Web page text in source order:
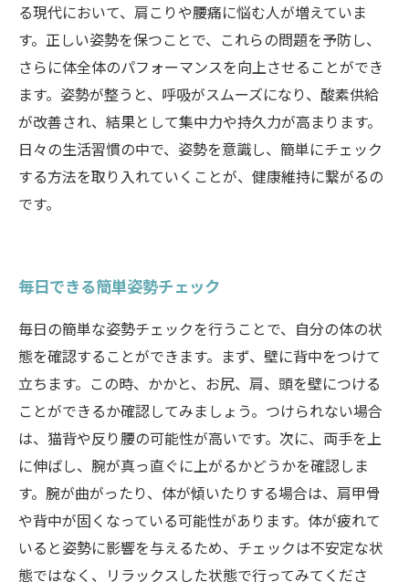
る現代において、肩こりや腰痛に悩む人が増えていま
す。正しい姿勢を保つことで、これらの問題を予防し、
さらに体全体のパフォーマンスを向上させることができ
ます。姿勢が整うと、呼吸がスムーズになり、酸素供給
が改善され、結果として集中力や持久力が高まります。
日々の生活習慣の中で、姿勢を意識し、簡単にチェック
する方法を取り入れていくことが、健康維持に繋がるの
です。
毎日できる簡単姿勢チェック
毎日の簡単な姿勢チェックを行うことで、自分の体の状
態を確認することができます。まず、壁に背中をつけて
立ちます。この時、かかと、お尻、肩、頭を壁につける
ことができるか確認してみましょう。つけられない場合
は、猫背や反り腰の可能性が高いです。次に、両手を上
に伸ばし、腕が真っ直ぐに上がるかどうかを確認しま
す。腕が曲がったり、体が傾いたりする場合は、肩甲骨
や背中が固くなっている可能性があります。体が疲れて
いると姿勢に影響を与えるため、チェックは不安定な状
態ではなく、リラックスした状態で行ってみてくださ